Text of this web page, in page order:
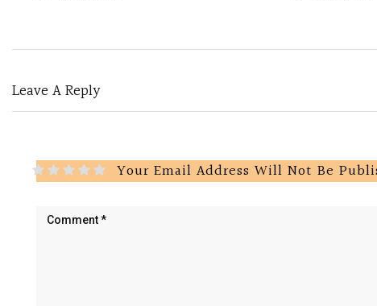
Leave A Reply
Your Email Address Will Not Be